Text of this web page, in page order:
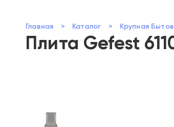
Главная > Каталог > Крупная
Плита Gefest